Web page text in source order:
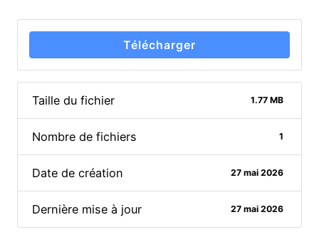
Télécharger
Taille du fichier 1.77 MB
Nombre de fichiers 1
Date de création 27 mai 2026
Dernière mise à jour 27 mai 2026